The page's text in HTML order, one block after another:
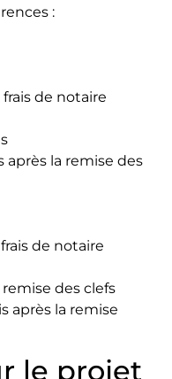
:
frais de notaire
après la remise des
de notaire
remise des clefs
après la remise
le projet